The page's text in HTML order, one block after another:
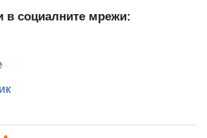
в социалните мрежи: